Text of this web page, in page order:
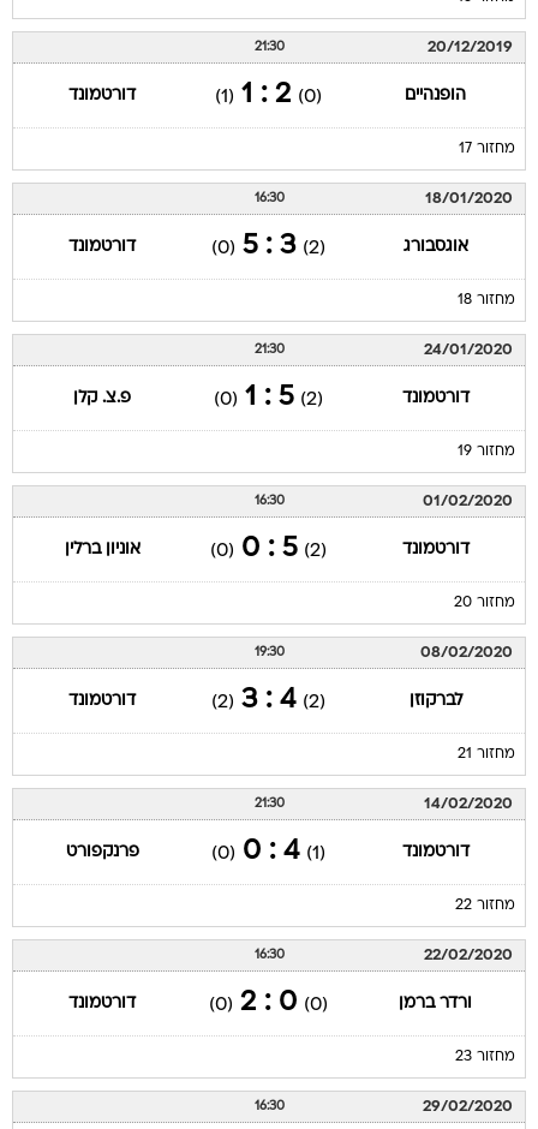
20/12/2019
21:30
הופנהיים (0)
2 : 1
(1) דורטמונד
מחזור 17
18/01/2020
16:30
אוגסבורג (2)
3 : 5
(0) דורטמונד
מחזור 18
24/01/2020
21:30
דורטמונד (2)
5 : 1
(0) פ.צ. קלן
מחזור 19
01/02/2020
16:30
דורטמונד (2)
5 : 0
(0) אוניון ברלין
מחזור 20
08/02/2020
19:30
לברקוזן (2)
4 : 3
(2) דורטמונד
מחזור 21
14/02/2020
21:30
דורטמונד (1)
4 : 0
(0) פרנקפורט
מחזור 22
22/02/2020
16:30
ורדר ברמן (0)
0 : 2
(0) דורטמונד
מחזור 23
29/02/2020
16:30